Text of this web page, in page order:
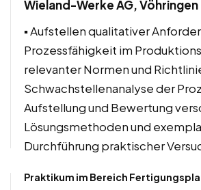
Wieland-Werke AG, Vöhringen
▪ Aufstellen qualitativer
Prozessfähigkeit im
relevanter Normen und
Schwachstellenanalyse der
Aufstellung und Bewertung
Lösungsmethoden und
Durchführung praktischer
Praktikum im Bereich